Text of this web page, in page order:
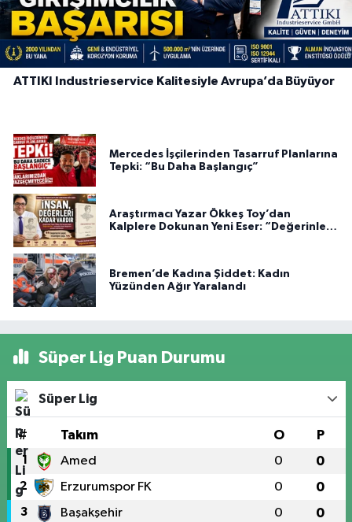
ATTIKI Industrieservice Kalitesiyle Avrupa’da Büyüyor
Mercedes İşçilerinden Tasarruf Planlarına
Tepki: “Bu Daha Başlangıç”
Araştırmacı Yazar Ökkeş Toy’dan
Kalplere Dokunan Yeni Eser: “Değerinle
Bremen’de Kadına Şiddet: Kadın
Yüzünden Ağır Yaralandı
Süper Lig Puan Durumu
Süper Lig
# Takım O P
1 Amed 0 0
2 Erzurumspor FK 0 0
3 Başakşehir 0 0